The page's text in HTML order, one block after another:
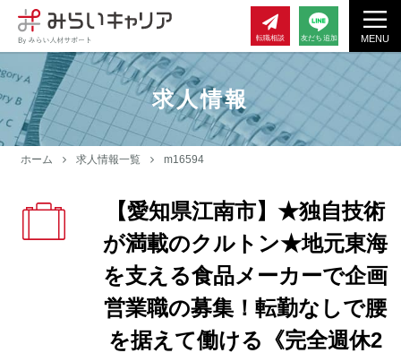
MENU
転職相談 友だち追加
求人情報
ホーム 求人情報一覧 m16594
【愛知県江南市】★独自技術
が満載のクルトン★地元東海
を支える食品メーカーで企画
営業職の募集！転勤なしで腰
を据えて働ける《完全週休2